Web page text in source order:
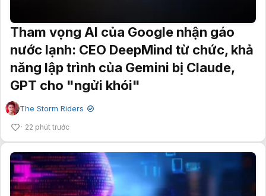
Tham vọng AI của Google nhận gáo
nước lạnh: CEO DeepMind từ chức, khả
năng lập trình của Gemini bị Claude,
GPT cho "ngửi khói"
The Storm Riders ✔
22 phút trước